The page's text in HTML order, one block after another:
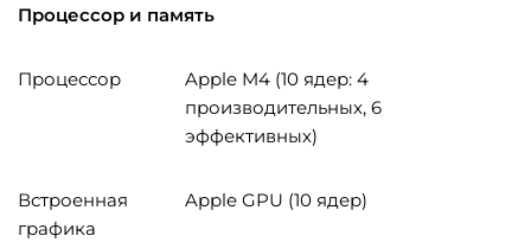
Процессор и память
Процессор
Apple M4 (10 ядер: 4
производительных, 6
эффективных)
Встроенная
графика
Apple GPU (10 ядер)